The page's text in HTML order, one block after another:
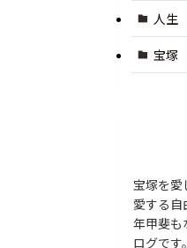
人生
宝塚
宝塚を愛
愛する自
年甲斐も
ログです。